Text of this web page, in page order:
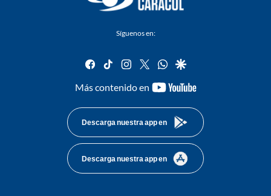
Síguenos en:
facebook
tiktok instagram
twitterwhatsapp
google
Más contenido en
youtube-
Descarga nuestra app en
Descarga nuestra app en